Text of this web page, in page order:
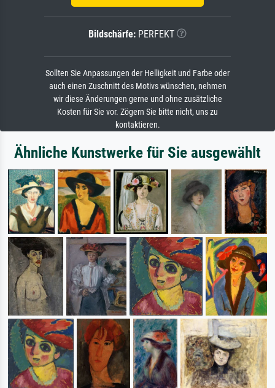
Bildschärfe: PERFEKT
Sollten Sie Anpassungen der Helligkeit und Farbe oder
auch einen Zuschnitt des Motivs wünschen, nehmen
wir diese Änderungen gerne und ohne zusätzliche
Kosten für Sie vor. Zögern Sie bitte nicht, uns zu
kontaktieren.
Ähnliche Kunstwerke für Sie ausgewählt